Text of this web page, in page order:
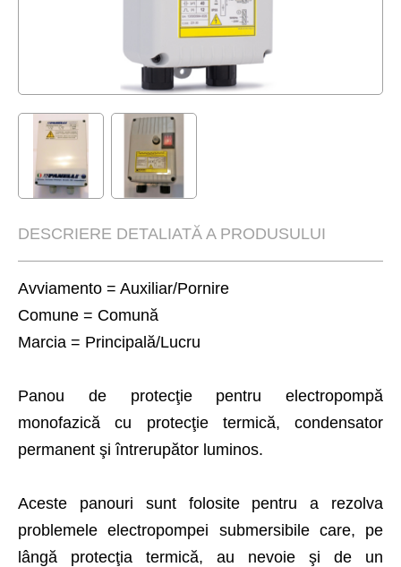
DESCRIERE DETALIATĂ A PRODUSULUI
Avviamento = Auxiliar/Pornire
Comune = Comună
Marcia = Principală/Lucru
Panou de protecţie pentru electropompă
monofazică cu protecţie termică, condensator
permanent şi întrerupător luminos.
Aceste panouri sunt folosite pentru a rezolva
problemele electropompei submersibile care, pe
lângă protecţia termică, au nevoie şi de un